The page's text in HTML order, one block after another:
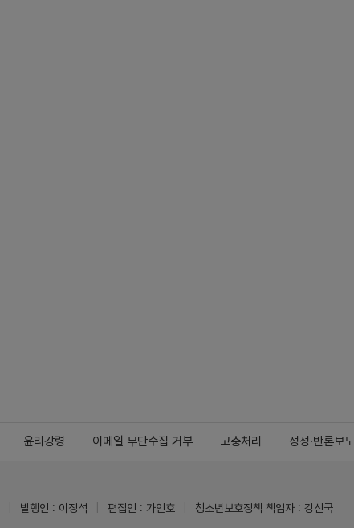
윤리강령 이메일 무단수집 거부 고충처리 정정·반론보도
발행인 : 이정석 편집인 : 가인호
청소년보호정책 책임자 : 강신국